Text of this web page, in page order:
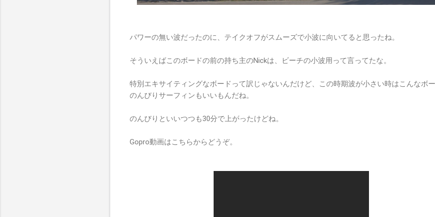
パワーの無い波だったのに、テイクオフがスムーズで小波に向いてると思ったね。
そういえばこのボードの前の持ち主のNickは、ビーチの小波用って言ってたな。
特別エキサイティングなボードって訳じゃないんだけど、この時期波が小さい時はこんなボ
のんびりサーフィンもいいもんだね。
のんびりといいつつも30分で上がったけどね。
Gopro動画はこちらからどうぞ。